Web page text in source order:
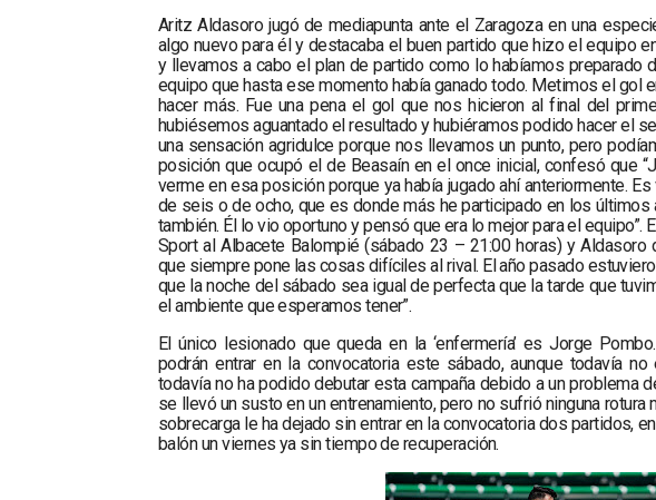
Aritz Aldasoro jugó de mediapunta ante el Zaragoza en una
algo nuevo para él y destacaba el buen partido que hizo el equipo
y llevamos a cabo el plan de partido como lo habíamos preparado
equipo que hasta ese momento había ganado todo. Metimos el gol
hacer más. Fue una pena el gol que nos hicieron al final del
hubiésemos aguantado el resultado y hubiéramos podido hacer el
una sensación agridulce porque nos llevamos un punto, pero
posición que ocupó el de Beasaín en el once inicial, confesó que
verme en esa posición porque ya había jugado ahí anteriormente.
de seis o de ocho, que es donde más he participado en los últimos
también. Él lo vio oportuno y pensó que era lo mejor para el
Sport al Albacete Balompié (sábado 23 – 21:00 horas) y Aldasoro
que siempre pone las cosas difíciles al rival. El año pasado
que la noche del sábado sea igual de perfecta que la tarde que
el ambiente que esperamos tener”.
El único lesionado que queda en la ‘enfermería’ es Jorge
podrán entrar en la convocatoria este sábado, aunque todavía
todavía no ha podido debutar esta campaña debido a un problema
se llevó un susto en un entrenamiento, pero no sufrió ninguna
sobrecarga le ha dejado sin entrar en la convocatoria dos partidos,
balón un viernes ya sin tiempo de recuperación.